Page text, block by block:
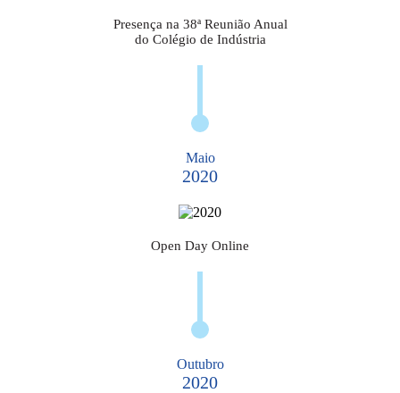
Presença na 38ª Reunião Anual
do Colégio de Indústria
Maio
2020
Open Day Online
Outubro
2020